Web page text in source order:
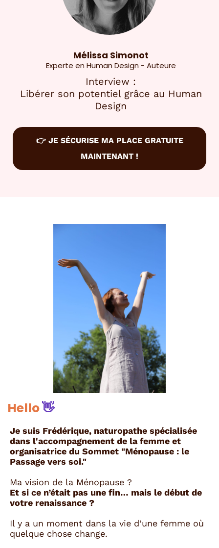
Mélissa Simonot
Experte en Human Design - Auteure
Interview :
Libérer son potentiel grâce au Human
Design
👉 JE SÉCURISE MA PLACE GRATUITE
MAINTENANT !
Hello👋
Je suis Frédérique, naturopathe spécialisée
dans l'accompagnement de la femme et
organisatrice du Sommet "Ménopause : le
Passage vers soi."
Ma vision de la Ménopause ?
Et si ce n’était pas une fin… mais le début de
votre renaissance ?
Il y a un moment dans la vie d’une femme où
quelque chose change.